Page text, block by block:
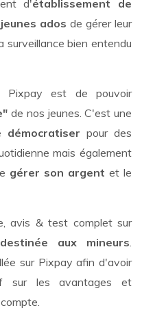
d'établissement de
jeunes ados de gérer leur
surveillance bien entendu
Pixpay est de pouvoir
de nos jeunes. C'est une
démocratiser pour des
mais également
gérer son argent et le
avis & test complet sur
aux mineurs.
sur Pixpay afin d'avoir
sur les avantages et